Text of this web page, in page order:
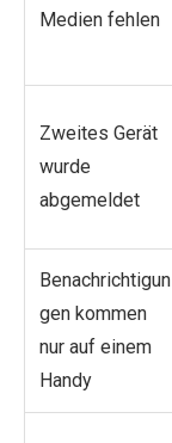
Medien fehlen
Zweites Gerät
wurde
abgemeldet
Benachrichtigun
gen kommen
nur auf einem
Handy